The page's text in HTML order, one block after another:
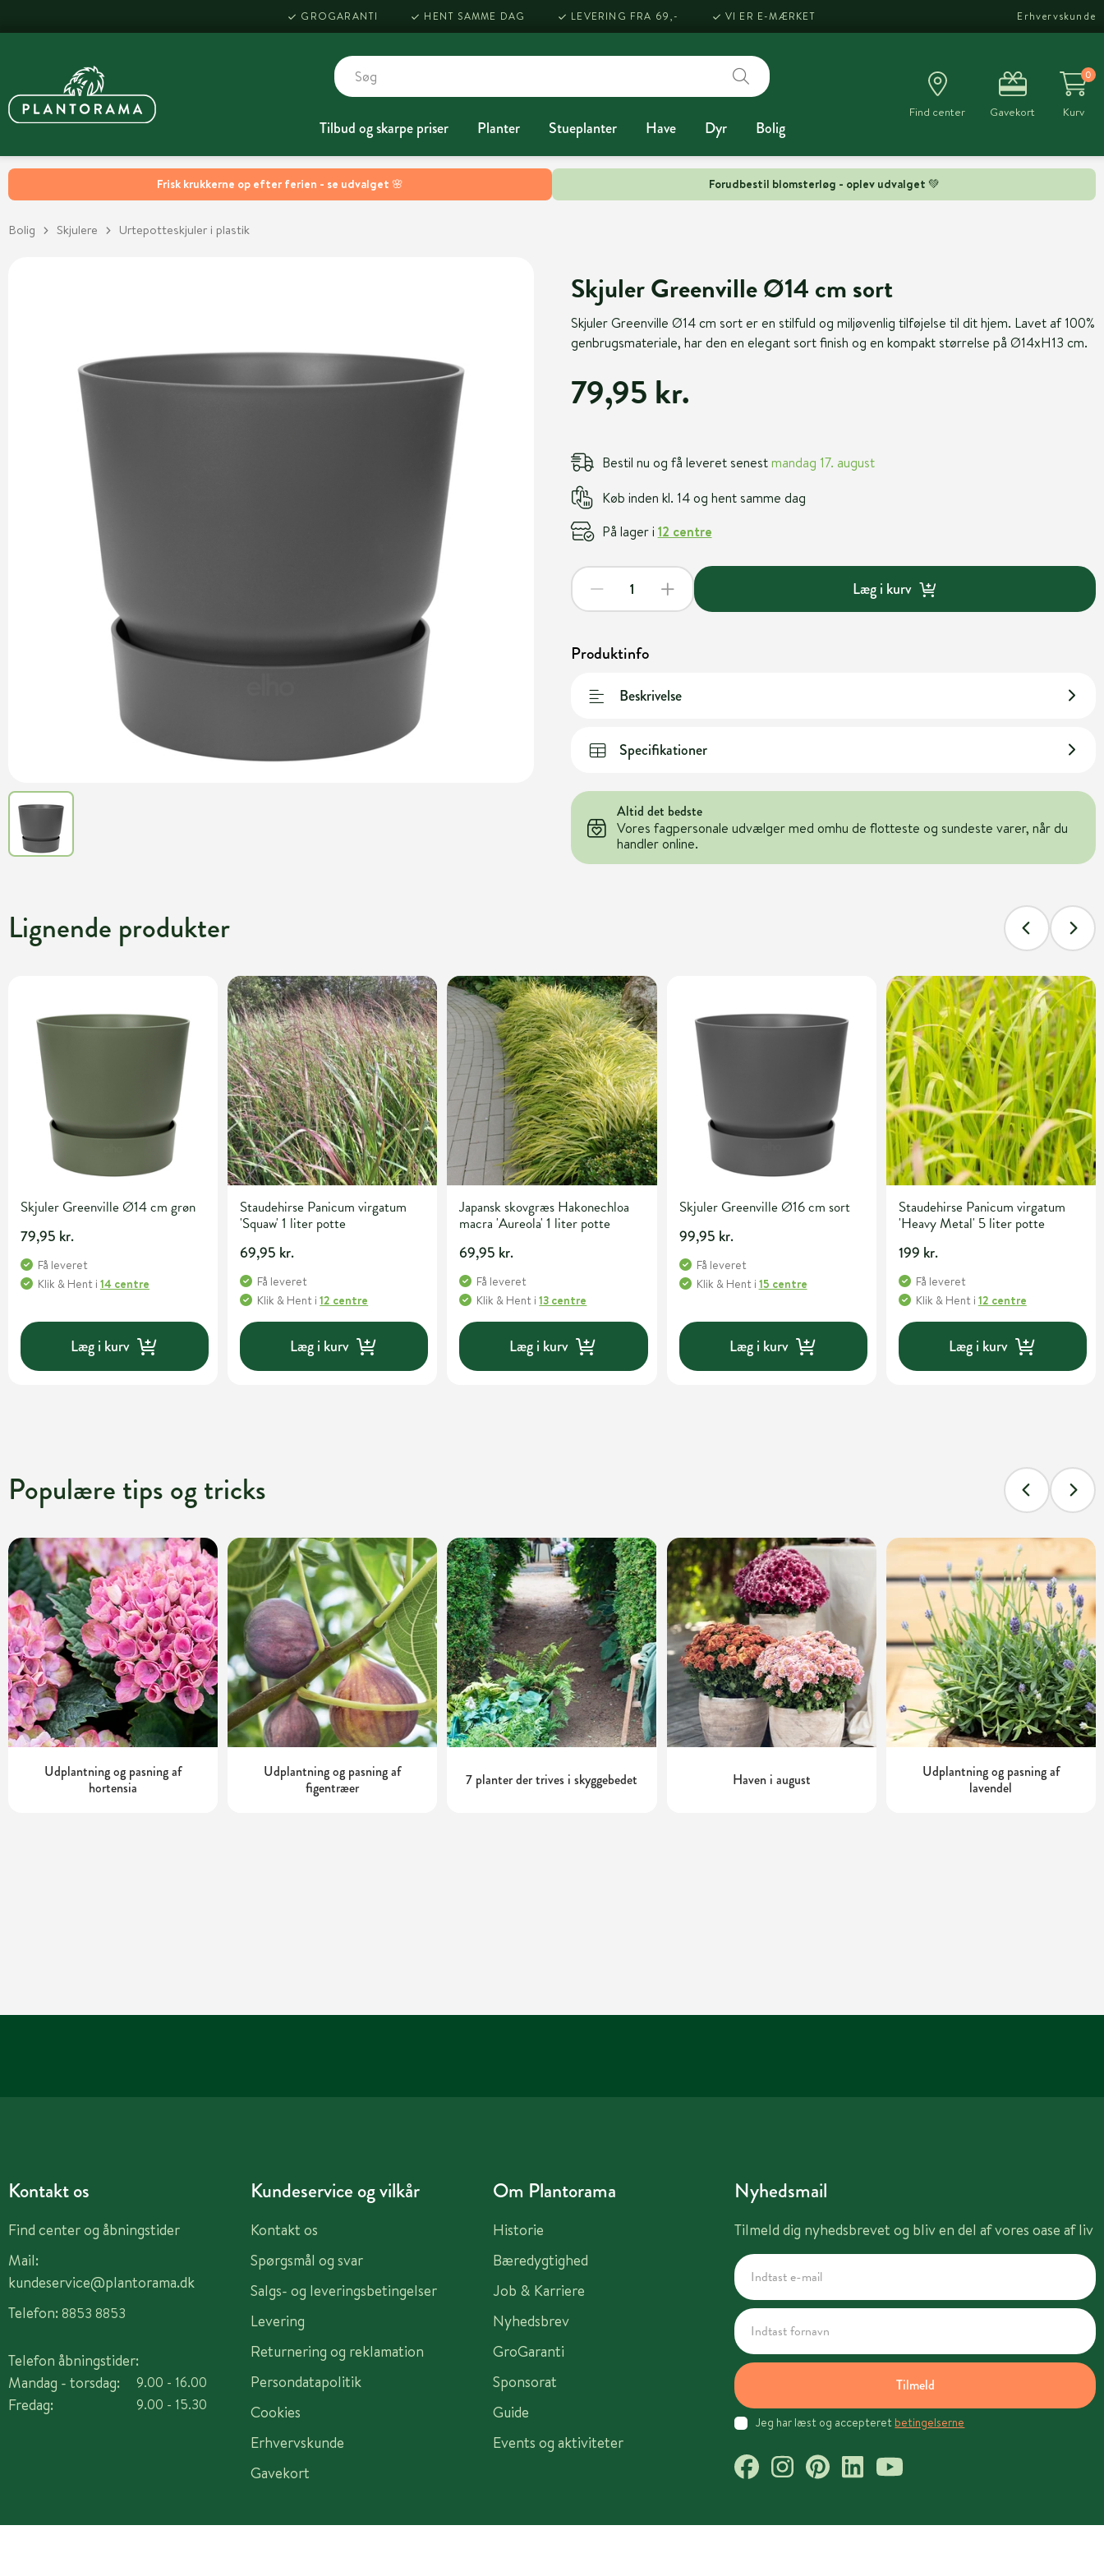
Frisk krukkerne op efter ferien - se udvalget 🌸 Forudbestil blomsterløg - oplev udvalget 💚
GROGARANTI HENT SAMME DAG LEVERING FRA 69,- VI ER E-MÆRKET Erhvervskunde
Tilbud og skarpe priser Planter Stueplanter Have Dyr Bolig
Find center Gavekort
0
Kurv
Bolig Skjulere Urtepotteskjuler i plastik
Skjuler Greenville Ø14 cm sort
Skjuler Greenville Ø14 cm sort er en stilfuld og miljøvenlig tilføjelse til dit hjem. Lavet af 100%
genbrugsmateriale, har den en elegant sort finish og en kompakt størrelse på Ø14xH13 cm.
79,95 kr.
Bestil nu og få leveret senestmandag 17. august
Køb inden kl. 14 og hent samme dag
På lager i 12 centre
Læg i kurv
Produktinfo
Beskrivelse
Specifikationer
Altid det bedste
Vores fagpersonale udvælger med omhu de flotteste og sundeste varer, når du
handler online.
Lignende produkter
Skjuler Greenville Ø14 cm grøn
79,95 kr.
Få leveret
Klik & Hent i 14 centre
Læg i kurv
Staudehirse Panicum virgatum
'Squaw' 1 liter potte
69,95 kr.
Få leveret
Klik & Hent i12 centre
Læg i kurv
Japansk skovgræs Hakonechloa
macra 'Aureola' 1 liter potte
69,95 kr.
Få leveret
Klik & Hent i13 centre
Læg i kurv
Skjuler Greenville Ø16 cm sort
99,95 kr.
Få leveret
Klik & Hent i 15 centre
Læg i kurv
Staudehirse Panicum virgatum
'Heavy Metal' 5 liter potte
199 kr.
Få leveret
Klik & Hent i 12 centre
Læg i kurv
Populære tips og tricks
Udplantning og pasning af
hortensia
Udplantning og pasning af
figentræer
7 planter der trives i skyggebedet Haven i august
Udplantning og pasning af
lavendel
Kontakt os
Find center og åbningstider
Mail:
kundeservice@plantorama.dk
Telefon: 8853 8853
Telefon åbningstider:
Mandag - torsdag:
Fredag:
9.00 - 16.00
9.00 - 15.30
Kundeservice og vilkår
Kontakt os
Spørgsmål og svar
Salgs- og leveringsbetingelser
Levering
Returnering og reklamation
Persondatapolitik
Cookies
Erhvervskunde
Gavekort
Om Plantorama
Historie
Bæredygtighed
Job & Karriere
Nyhedsbrev
GroGaranti
Sponsorat
Guide
Events og aktiviteter
Nyhedsmail
Tilmeld dig nyhedsbrevet og bliv en del af vores oase af liv
Tilmeld
Jeg har læst og accepteret betingelserne